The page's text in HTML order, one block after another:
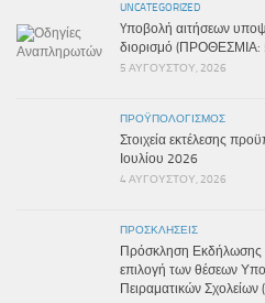
UNCATEGORIZED
Yποβολή αιτήσεων
διορισμό
5 ΑΥΓΟΎΣΤΟΥ, 2026
ΠΡΟΫΠΟΛΟΓΙΣΜΌΣ
Στοιχεία εκτέλεσης
Ιουλίου 2026
4 ΑΥΓΟΎΣΤΟΥ, 2026
ΠΡΟΣΚΛΉΣΕΙΣ
Πρόσκληση Εκδήλωσης
επιλογή των θέσεων
Πειραματικών Σχολείων